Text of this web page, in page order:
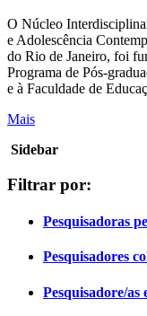
O Núcleo
e Adolescência
do Rio de Janeiro, foi
Programa de Pós-
e à Faculdade de
Mais
Sidebar
Filtrar por:
Pesquisadoras
Pesquisadores
Pesquisadore/as